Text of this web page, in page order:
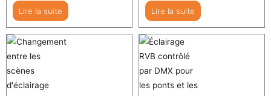
Lire la suite Lire la suite